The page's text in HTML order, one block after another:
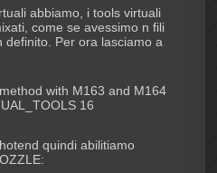
abbiamo, i tools virtuali
come se avessimo n fili
Per ora lasciamo a
with M163 and M164
16
quindi abilitiamo